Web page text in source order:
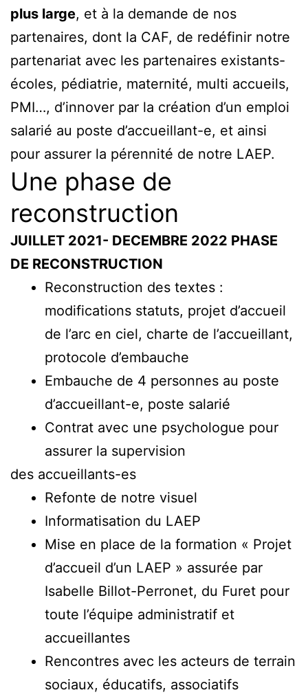
plus large, et à la demande de nos
partenaires, dont la CAF, de redéfinir notre
partenariat avec les partenaires existants-
écoles, pédiatrie, maternité, multi accueils,
PMI…, d’innover par la création d’un emploi
salarié au poste d’accueillant-e, et ainsi
pour assurer la pérennité de notre LAEP.
Une phase de
reconstruction
JUILLET 2021- DECEMBRE 2022 PHASE
DE RECONSTRUCTION
Reconstruction des textes :
modifications statuts, projet d’accueil
de l’arc en ciel, charte de l’accueillant,
protocole d’embauche
Embauche de 4 personnes au poste
d’accueillant-e, poste salarié
Contrat avec une psychologue pour
assurer la supervision
des accueillants-es
Refonte de notre visuel
Informatisation du LAEP
Mise en place de la formation « Projet
d’accueil d’un LAEP » assurée par
Isabelle Billot-Perronet, du Furet pour
toute l’équipe administratif et
accueillantes
Rencontres avec les acteurs de terrain
sociaux, éducatifs, associatifs